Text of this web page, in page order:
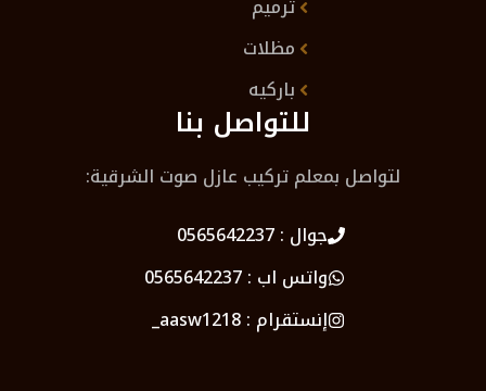
مظلات
باركيه
للتواصل بنا
لتواصل بمعلم تركيب عازل صوت الشرقية:
جوال :0565642237
واتس اب :0565642237
إنستقرام :aasw1218_